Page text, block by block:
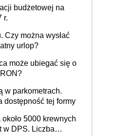
budżetowej na
r.
Czy można wysłać
urlop?
może ubiegać się o
w parkometrach.
dostępność tej formy
5000 krewnych
w DPS. Liczba